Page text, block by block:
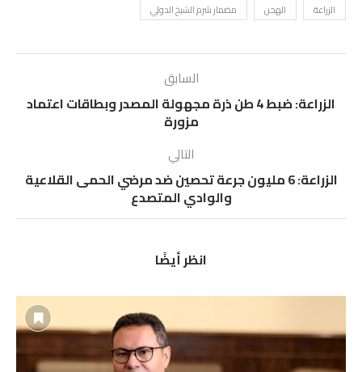
الزراعة الهجن مضمار شرم الشيخ الدولي
السابق
الزراعة: ضبط 4 طن ذرة مجهولة المصدر وبطاقات اعتماد
مزورة
التالي
الزراعة: 6 مليون جرعة تحصين ضد مرضي الحمى القلاعية
والوادي المتصدع
انظر أيضًا